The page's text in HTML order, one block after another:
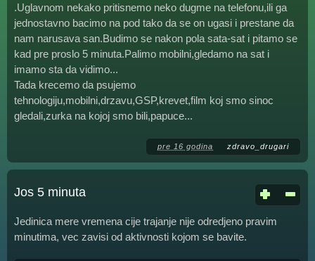
.Uglavnom nekako pritisnemo neko dugme na telefonu,ili ga
jednostavno bacimo na pod tako da se on ugasi i prestane da
nam narusava san.Budimo se nakon pola sata-sat i pitamo se
kad pre proslo 5 minuta.Palimo mobilni,gledamo na sat i
imamo sta da vidimo...
Tada krecemo da psujemo
tehnologiju,mobilni,drzavu,GSP,krevet,film koj smo sinoc
gledali,zurka na kojoj smo bili,papuce...
pre 16 godina zdravo_drugari
Jos 5 minuta
Jedinica mere vremena cije trajanje nije odredjeno pravim
minutima, vec zavisi od aktivnosti kojom se bavite.